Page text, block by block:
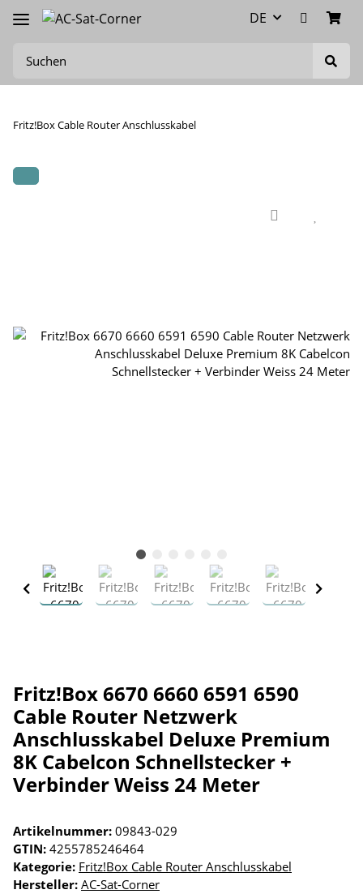
DE
Fritz!Box Cable Router Anschlusskabel
Fritz!Box 6670 6660 6591 6590
Cable Router Netzwerk
Anschlusskabel Deluxe Premium
8K Cabelcon Schnellstecker +
Verbinder Weiss 24 Meter
Artikelnummer: 09843-029
GTIN: 4255785246464
Kategorie: Fritz!Box Cable Router Anschlusskabel
Hersteller: AC-Sat-Corner